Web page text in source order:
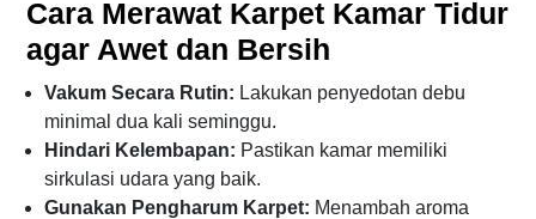
Cara Merawat Karpet Kamar Tidur
agar Awet dan Bersih
Vakum Secara Rutin: Lakukan penyedotan debu
minimal dua kali seminggu.
Hindari Kelembapan: Pastikan kamar memiliki
sirkulasi udara yang baik.
Gunakan Pengharum Karpet: Menambah aroma